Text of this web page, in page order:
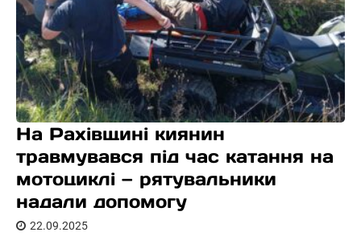
На Рахівщині киянин
травмувався під час катання на
мотоциклі — рятувальники
надали допомогу
22.09.2025